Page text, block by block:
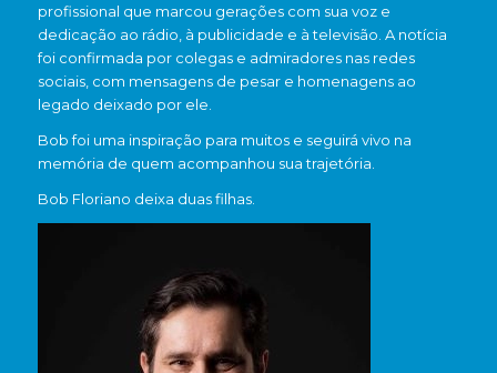
profissional que marcou gerações com sua voz e
dedicação ao rádio, à publicidade e à televisão. A notícia
foi confirmada por colegas e admiradores nas redes
sociais, com mensagens de pesar e homenagens ao
legado deixado por ele.
Bob foi uma inspiração para muitos e seguirá vivo na
memória de quem acompanhou sua trajetória.
Bob Floriano deixa duas filhas.